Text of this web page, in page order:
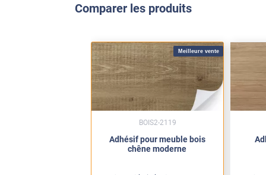
Comparer les produits
Meilleure vente
Adhésif pour meuble bois
chêne moderne
BOIS2-2119